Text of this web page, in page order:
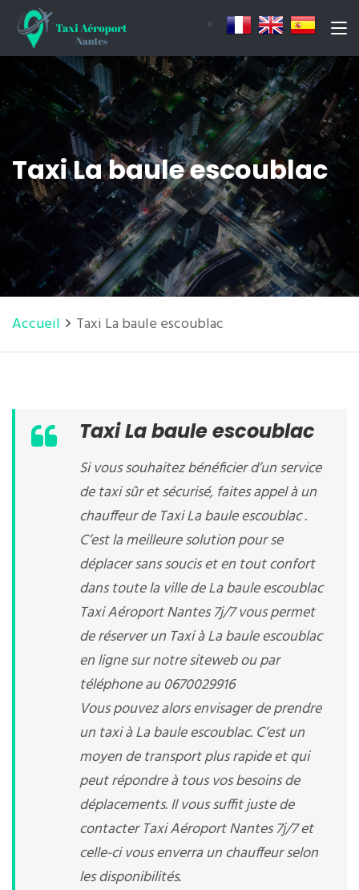
Taxi La baule escoublac
Accueil Taxi La baule escoublac
Taxi La baule escoublac
Si vous souhaitez bénéficier d’un service
de taxi sûr et sécurisé, faites appel à un
chauffeur de Taxi La baule escoublac .
C’est la meilleure solution pour se
déplacer sans soucis et en tout confort
dans toute la ville de La baule escoublac
Taxi Aéroport Nantes 7j/7 vous permet
de réserver un Taxi à La baule escoublac
en ligne sur notre siteweb ou par
téléphone au 0670029916
Vous pouvez alors envisager de prendre
un taxi à La baule escoublac. C’est un
moyen de transport plus rapide et qui
peut répondre à tous vos besoins de
déplacements. Il vous suffit juste de
contacter Taxi Aéroport Nantes 7j/7 et
celle-ci vous enverra un chauffeur selon
les disponibilités.